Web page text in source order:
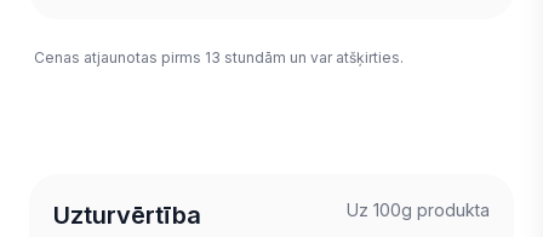
Cenas atjaunotas pirms 13 stundām un var atšķirties.
Uzturvērtība Uz 100g produkta